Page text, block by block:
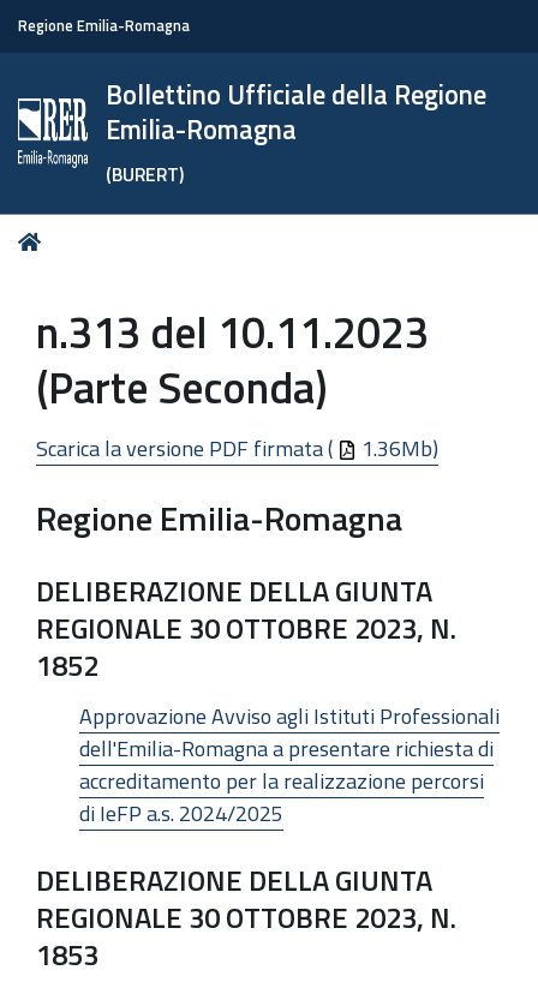
Regione Emilia-Romagna
Bollettino Ufficiale della Regione
Emilia-Romagna
(BURERT)
Tu
n.313 del 10.11.2023
(Parte Seconda)
Scarica la versione PDF firmata ( 1.36Mb)
Regione Emilia-Romagna
DELIBERAZIONE DELLA GIUNTA
REGIONALE 30 OTTOBRE 2023, N.
1852
Approvazione Avviso agli Istituti Professionali
dell'Emilia-Romagna a presentare richiesta di
accreditamento per la realizzazione percorsi
di IeFP a.s. 2024/2025
DELIBERAZIONE DELLA GIUNTA
REGIONALE 30 OTTOBRE 2023, N.
1853